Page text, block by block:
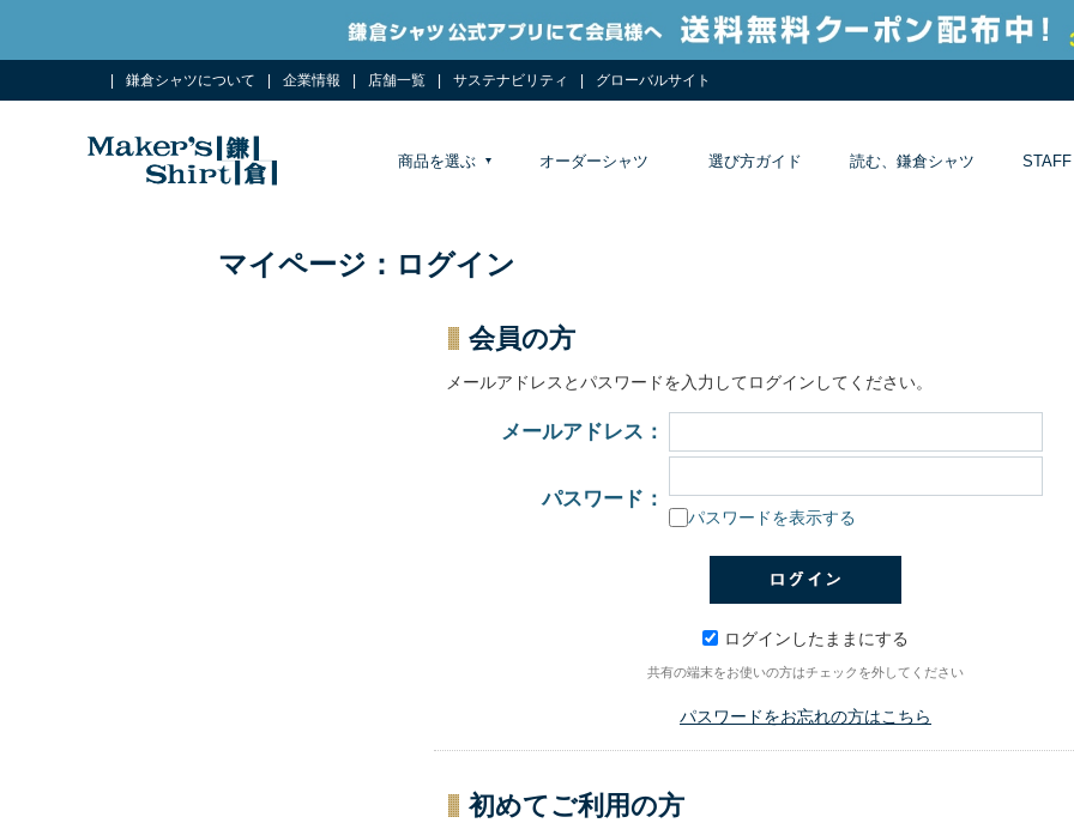
鎌倉シャツについて 企業情報 店舗一覧 サステナビリティ グローバルサイト
商品を選ぶ オーダーシャツ 選び方ガイド 読む、鎌倉シャツ
マイページ：ログイン
会員の方
メールアドレスとパスワードを入力してログインしてください。
メールアドレス：
パスワード：
パスワードを表示する
ログインしたままにする
共有の端末をお使いの方はチェックを外してください
パスワードをお忘れの方はこちら
初めてご利用の方